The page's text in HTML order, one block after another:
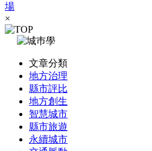
場
×
文章分類
地方治理
縣市評比
地方創生
智慧城市
縣市旅遊
永續城市